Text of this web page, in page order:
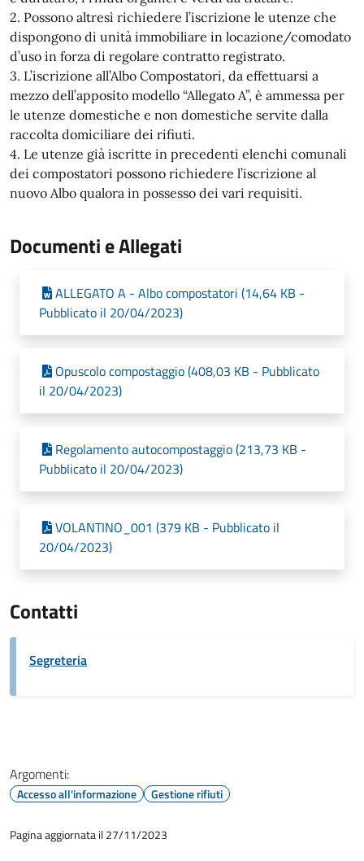
2. Possono altresì richiedere l’iscrizione le utenze che
dispongono di unità immobiliare in locazione/comodato
d’uso in forza di regolare contratto registrato.
3. L’iscrizione all’Albo Compostatori, da effettuarsi a
mezzo dell’apposito modello “Allegato A”, è ammessa per
le utenze domestiche e non domestiche servite dalla
raccolta domiciliare dei rifiuti.
4. Le utenze già iscritte in precedenti elenchi comunali
dei compostatori possono richiedere l’iscrizione al
nuovo Albo qualora in possesso dei vari requisiti.
Documenti e Allegati
ALLEGATO A - Albo compostatori (14,64 KB -
Pubblicato il 20/04/2023)
Opuscolo compostaggio (408,03 KB - Pubblicato
il 20/04/2023)
Regolamento autocompostaggio (213,73 KB -
Pubblicato il 20/04/2023)
VOLANTINO_001 (379 KB - Pubblicato il
20/04/2023)
Contatti
Segreteria
Argomenti:
Accesso all'informazione Gestione rifiuti
Pagina aggiornata il 27/11/2023